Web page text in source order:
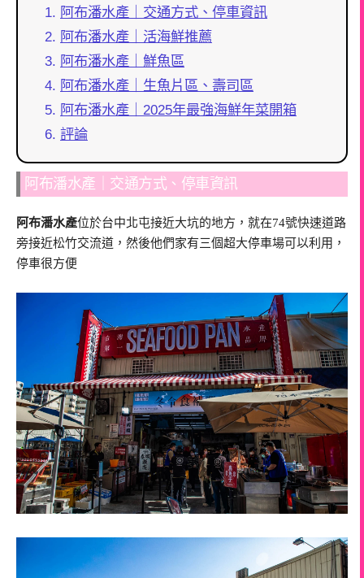
阿布潘水產｜交通方式、停車資訊
阿布潘水產｜活海鮮推薦
阿布潘水產｜鮮魚區
阿布潘水產｜生魚片區、壽司區
阿布潘水產｜2025年最強海鮮年菜開箱
評論
阿布潘水產｜交通方式、停車資訊
阿布潘水產位於台中北屯接近大坑的地方，就在74號快速道路
旁接近松竹交流道，然後他們家有三個超大停車場可以利用，
停車很方便